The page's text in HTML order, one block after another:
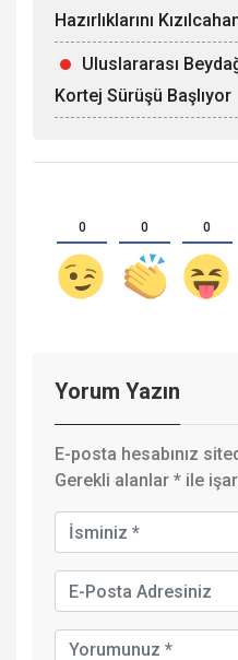
Hazırlıklarını
Uluslararası
Kortej Sürüşü Başlıyor
0 0 0
Yorum Yazın
E-posta hesabınız
Gerekli alanlar * ile